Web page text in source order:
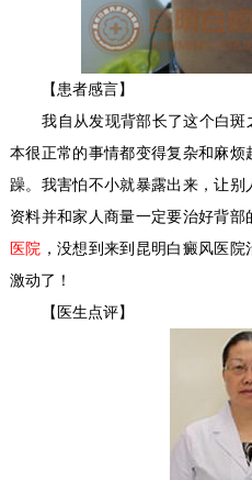
【患者感言】
我自从发现背部长了这个白
本很正常的事情都变得复杂和麻
躁。我害怕不小就暴露出来，让
资料并和家人商量一定要治好背部
医院 ，没想到来到昆明白癜风医
激动了！
【医生点评】